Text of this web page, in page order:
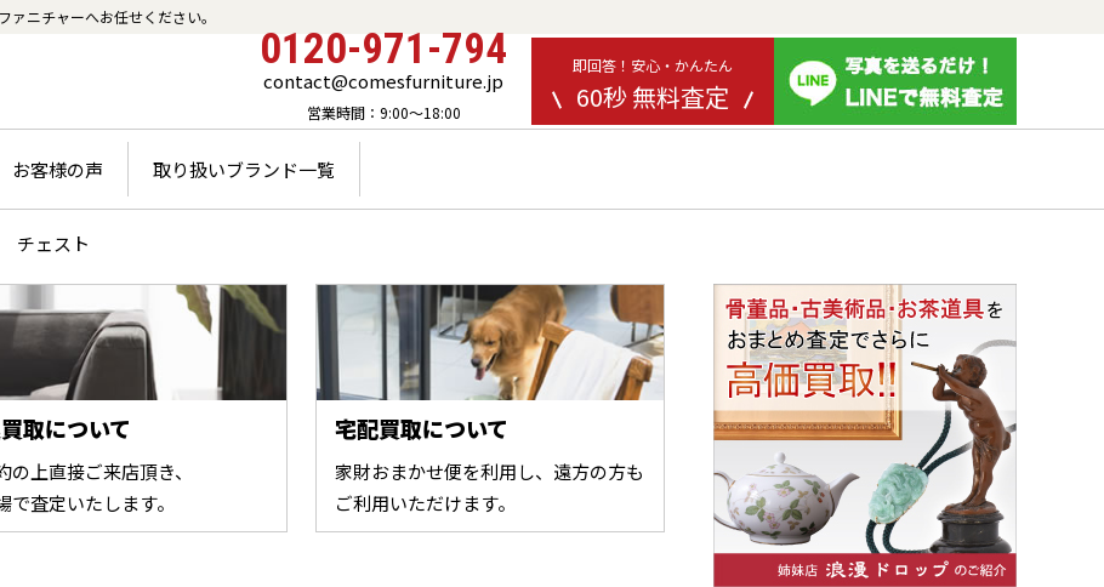
ニチャーへお任せください。
0120-971-794
contact@comesfurniture.jp
営業時間：9:00～18:00
即回答！安心・かんたん
60秒 無料査定
お客様の声 取り扱いブランド一覧
チェスト
取について
の上直接ご来店頂き、
で査定いたします。
宅配買取について
家財おまかせ便を利用し、遠方の方も
ご利用いただけます。